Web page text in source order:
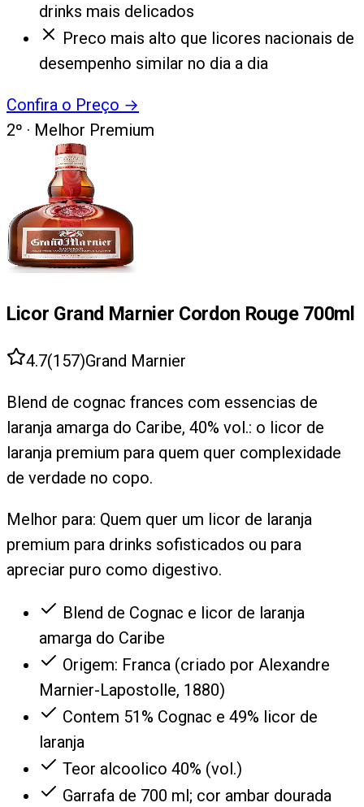
drinks mais delicados
Preco mais alto que licores nacionais de
desempenho similar no dia a dia
Confira o Preço →
2º · Melhor Premium
Licor Grand Marnier Cordon Rouge 700ml
4.7(157)Grand Marnier
Blend de cognac frances com essencias de
laranja amarga do Caribe, 40% vol.: o licor de
laranja premium para quem quer complexidade
de verdade no copo.
Melhor para: Quem quer um licor de laranja
premium para drinks sofisticados ou para
apreciar puro como digestivo.
Blend de Cognac e licor de laranja
amarga do Caribe
Origem: Franca (criado por Alexandre
Marnier-Lapostolle, 1880)
Contem 51% Cognac e 49% licor de
laranja
Teor alcoolico 40% (vol.)
Garrafa de 700 ml; cor ambar dourada